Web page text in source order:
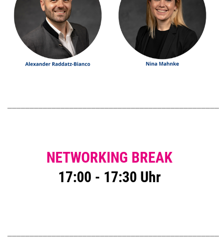
NETWORKING BREAK
17:00 - 17:30 Uhr